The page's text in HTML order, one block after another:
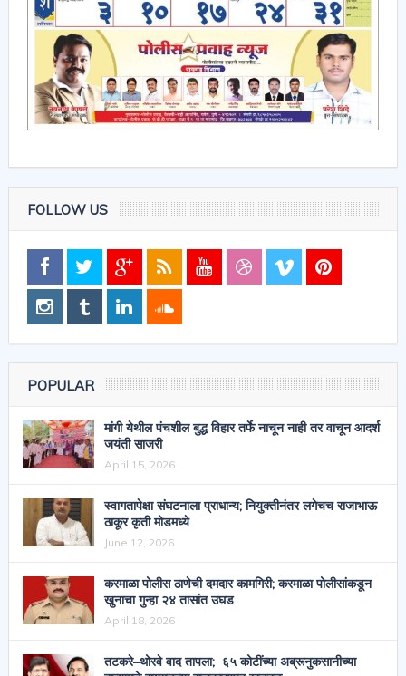
FOLLOW US
POPULAR
मांगी येथील पंचशील बुद्ध विहार तर्फे नाचून नाही तर वाचून आदर्श
जयंती साजरी
April 15, 2026
स्वागतापेक्षा संघटनाला प्राधान्य; नियुक्तीनंतर लगेचच राजाभाऊ
ठाकूर कृती मोडमध्ये
June 12, 2026
करमाळा पोलीस ठाणेची दमदार कामगिरी; करमाळा पोलीसांकडून
खुनाचा गुन्हा २४ तासांत उघड
April 18, 2026
तटकरे–थोरवे वाद तापला; ६५ कोटींच्या अब्रूनुकसानीच्या